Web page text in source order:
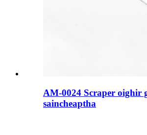
AM-0024 Scraper oighir
saincheaptha